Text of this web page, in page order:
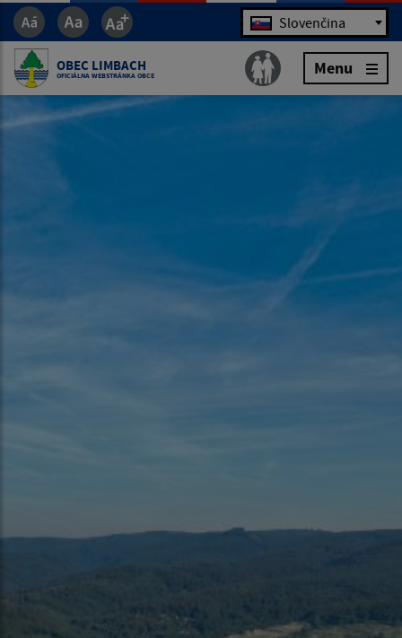
Jazyk Slovenčina
OBEC LIMBACH
OFICIÁLNA WEBSTRÁNKA OBCE Menu